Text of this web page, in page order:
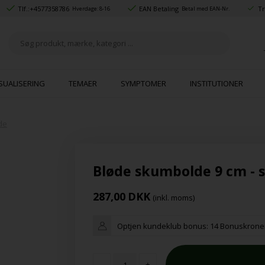
Tlf.:+4577358786 Hverdage: 8-16 EAN Betaling Betal med EAN-Nr.
TEMAER SYMPTOMER INSTITUTIONER
Bløde skumbolde 9 cm -
287,00 DKK (inkl. moms)
Optjen kundeklub bonus: 14